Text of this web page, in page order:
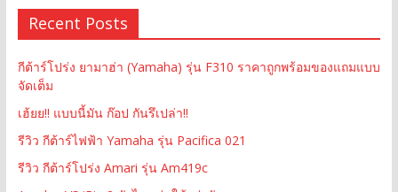
Recent Posts
กีต้าร์โปร่ง ยามาฮ่า (Yamaha) รุ่น F310 ราคาถูกพร้อมของแถมแบบ
จัดเต็ม
เฮ้ยย!! แบบนี้มัน ก๊อป กันรึเปล่า!!
รีวิว กีต้าร์ไฟฟ้า Yamaha รุ่น Pacifica 021
รีวิว กีต้าร์โปร่ง Amari รุ่น Am419c